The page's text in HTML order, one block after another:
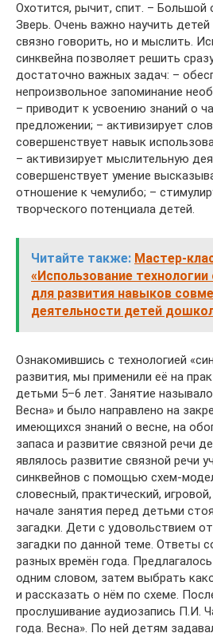
Охотится, рычит, спит. – Большой
Зверь. Очень важно научить
связно говорить, но и мыслить.
синквейна позволяет решить
достаточно важных задач: –
непроизвольное запоминание
– приводит к усвоению знаний о
предложении; – активизирует
совершенствует навык
– активизирует мыслительную
совершенствует умение
отношение к чемулибо; –
творческого потенциала детей.
Читайте также: Мастер-
«Использование
для развития навыков
деятельности детей
Ознакомившись с технологией
развития, мы применили её на
детьми 5–6 лет. Занятие
Весна» и было направлено на
имеющихся знаний о весне, на
запаса и развитие связной речи
являлось развитие связной речи
синквейнов с помощью схем-
словесный, практический,
начале занятия перед детьми
загадки. Дети с удовольствием
загадки по данной теме. Ответы
разных времён года.
одним словом, затем выбрать
и рассказать о нём по схеме.
прослушивание аудиозапись П.И.
года. Весна». По ней детям